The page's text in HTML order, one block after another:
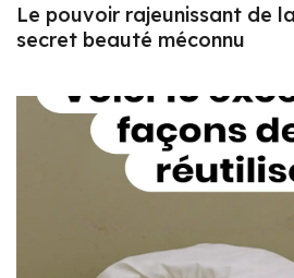
Le pouvoir rajeunissant de
secret beauté méconnu